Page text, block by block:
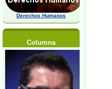
Derechos Humanos
Columna